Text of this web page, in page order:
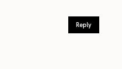
Reply